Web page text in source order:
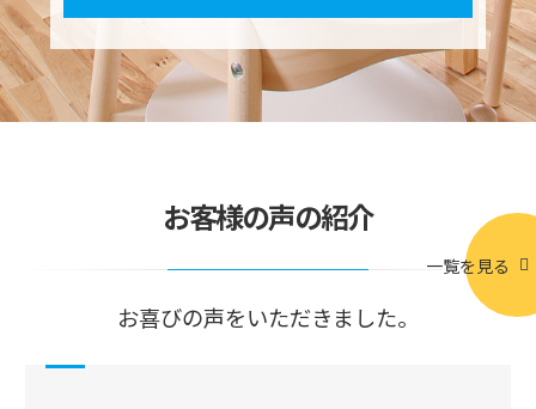
お客様の声の紹介
お喜びの声をいただきました。
一覧を見る